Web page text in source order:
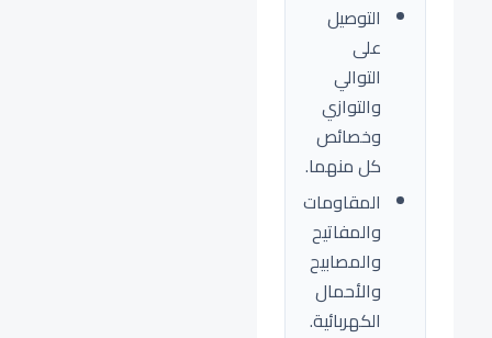
التوصيل
على
التوالي
والتوازي
وخصائص
كل منهما.
المقاومات
والمفاتيح
والمصابيح
والأحمال
الكهربائية.